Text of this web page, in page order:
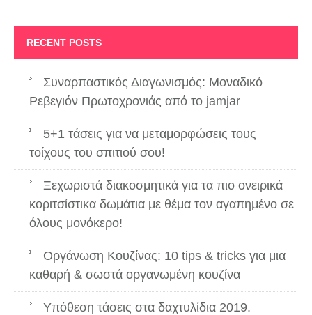
RECENT POSTS
Συναρπαστικός Διαγωνισμός: Μοναδικό
Ρεβεγιόν Πρωτοχρονιάς από το jamjar
5+1 τάσεις για να μεταμορφώσεις τους
τοίχους του σπιτιού σου!
Ξεχωριστά διακοσμητικά για τα πιο ονειρικά
κοριτσίστικα δωμάτια με θέμα τον αγαπημένο σε
όλους μονόκερο!
Οργάνωση Κουζίνας: 10 tips & tricks για μια
καθαρή & σωστά οργανωμένη κουζίνα
Υπόθεση τάσεις στα δαχτυλίδια 2019.